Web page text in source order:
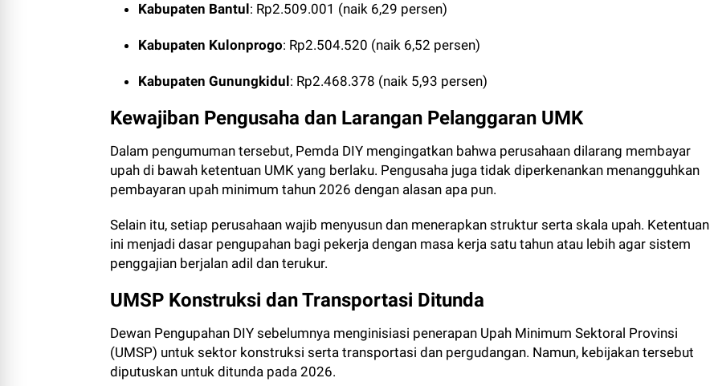
Kabupaten Bantul: Rp2.509.001 (naik 6,29 persen)
Kabupaten Kulonprogo: Rp2.504.520 (naik 6,52 persen)
Kabupaten Gunungkidul: Rp2.468.378 (naik 5,93 persen)
Kewajiban Pengusaha dan Larangan Pelanggaran UMK
Dalam pengumuman tersebut, Pemda DIY mengingatkan bahwa perusahaan dilarang membayar
upah di bawah ketentuan UMK yang berlaku. Pengusaha juga tidak diperkenankan menangguhkan
pembayaran upah minimum tahun 2026 dengan alasan apa pun.
Selain itu, setiap perusahaan wajib menyusun dan menerapkan struktur serta skala upah. Ketentuan
ini menjadi dasar pengupahan bagi pekerja dengan masa kerja satu tahun atau lebih agar sistem
penggajian berjalan adil dan terukur.
UMSP Konstruksi dan Transportasi Ditunda
Dewan Pengupahan DIY sebelumnya menginisiasi penerapan Upah Minimum Sektoral Provinsi
(UMSP) untuk sektor konstruksi serta transportasi dan pergudangan. Namun, kebijakan tersebut
diputuskan untuk ditunda pada 2026.